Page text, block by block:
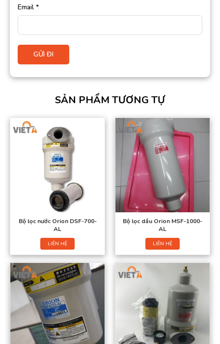
Email *
SẢN PHẨM TƯƠNG TỰ
Bộ lọc nước Orion DSF-700-
AL
LIÊN HỆ
Bộ lọc dầu Orion MSF-1000-
AL
LIÊN HỆ